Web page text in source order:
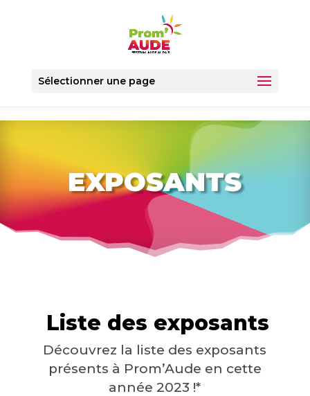
Sélectionner une page
EXPOSANTS
Liste des exposants
Découvrez la liste des exposants
présents à Prom’Aude en cette
année 2023 !*